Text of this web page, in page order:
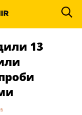
13